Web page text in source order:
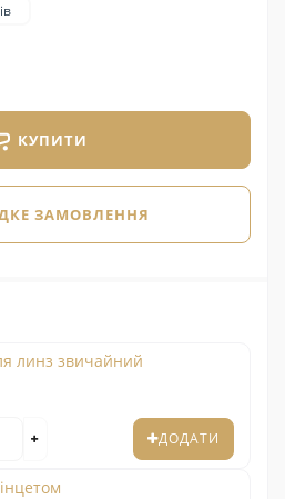
КУПИТИ
ЗАМОВЛЕННЯ
линз звичайний
ДОДАТИ